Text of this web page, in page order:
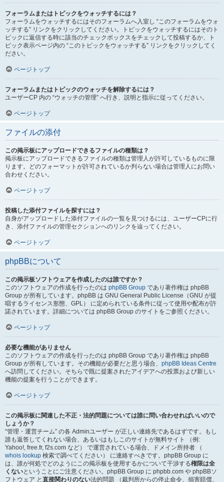
フォーラムまたはトピックをウォッチするには？
フォーラムをウォッチするにはそのフォーラムへ入室し “このフォーラムをウォ
ッチする” リンクをクリックしてください。トピックをウォッチするにはそのト
ピックに返信する時に該当のチェックボックスをチェックして投稿するか、ト
ピック表示ページ内の “このトピックをウォッチする” リンクをクリックしてく
ださい。
ページトップ
フォーラムまたはトピックのウォッチを解除するには？
ユーザーCP 内の “ウォッチの管理” へ行き、説明と指示に従ってください。
ページトップ
ファイルの添付
この掲示板にアップロードできるファイルの種類は？
掲示板にアップロードできるファイルの種類は管理人が許可しているものに限
ります。どのフォーマットが許可されているか判らない場合は管理人にお問い
合わせください。
ページトップ
投稿した添付ファイルを探すには？
自身がアップロードした添付ファイルの一覧を見つけるには、ユーザーCPに行
き、添付ファイルの管理セクションへのリンクを辿ってください。
ページトップ
phpBBについて
この掲示板ソフトウェアを作成したのは誰ですか？
このソフトウェアの作成を行ったのは phpBB Group であり著作権は phpBB
Group が所有しています。phpBB は GNU General Public License（GNU が提
唱するライセンス形態、GPL） に定められている条件に従って使用や配布が許
諾されています。詳細については phpBB Group のサイトをご参照ください。
ページトップ
必要な機能がありません
このソフトウェアの作成を行ったのは phpBB Group であり著作権は phpBB
Group が所有しています。その機能が必要だと思う場合、 phpBB Ideas Centre
へ訪問してください。そちらで既に提案されたアイデアへの投票および新しい
機能の提案を行うことができます。
ページトップ
この掲示板に関連した不正・法的問題については誰に問い合わせればいいので
しょうか？
“管理・運営チーム” の各 Adminユーザー が正しい連絡先であるはずです。もし
誰も返答してくれない場合、あるいはもしこのサイトが無料サイト （例:
Yahoo!, free.fr, f2s.com など） で運営されている場合、ドメイン所持者 （
whois lookup 検索で調べてください） に連絡すべきです。phpBB Group に
は、誰が何処でどのようにこの掲示板を使用するかについて干渉する権限は全
くないということにご注意ください。phpBB Group に phpbb.com や phpBBソ
フトウェア と 直接関わりのない法的問題 （裁判所からの停止命令、損害賠償、